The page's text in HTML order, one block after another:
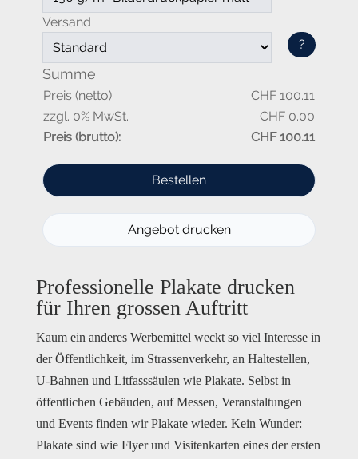
Professionelle Plakate drucken
für Ihren grossen Auftritt
Kaum ein anderes Werbemittel weckt so viel Interesse in
der Öffentlichkeit, im Strassenverkehr, an Haltestellen,
U-Bahnen und Litfasssäulen wie Plakate. Selbst in
öffentlichen Gebäuden, auf Messen, Veranstaltungen
und Events finden wir Plakate wieder. Kein Wunder:
Plakate sind wie Flyer und Visitenkarten eines der ersten